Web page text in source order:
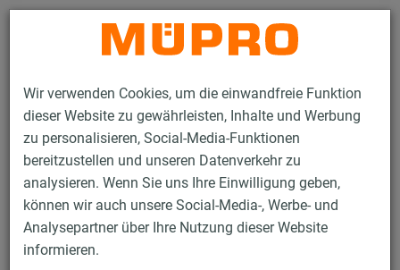
Wir verwenden Cookies, um die einwandfreie Funktion
dieser Website zu gewährleisten, Inhalte und Werbung
zu personalisieren, Social-Media-Funktionen
bereitzustellen und unseren Datenverkehr zu
analysieren. Wenn Sie uns Ihre Einwilligung geben,
können wir auch unsere Social-Media-, Werbe- und
Analysepartner über Ihre Nutzung dieser Website
informieren.
Kontakt
Produkte Brandschutz
Brandgeprüfte Befestigungen
Installationsschienen
MPC-Halteklammern